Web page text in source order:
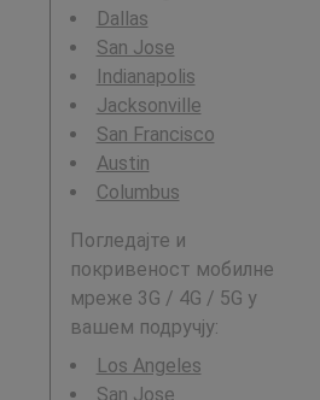
Dallas
San Jose
Indianapolis
Jacksonville
San Francisco
Austin
Columbus
Погледајте и
покривеност мобилне
мреже 3G / 4G / 5G у
вашем подручју:
Los Angeles
San Jose